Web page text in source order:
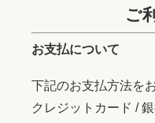
ご
お支払について
下記のお支払方法を
クレジットカード /